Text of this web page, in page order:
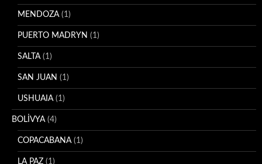
MENDOZA(1)
PUERTO MADRYN (1)
SALTA(1)
SAN JUAN (1)
USHUAIA(1)
BOLİVYA(4)
COPACABANA(1)
LA PAZ (1)